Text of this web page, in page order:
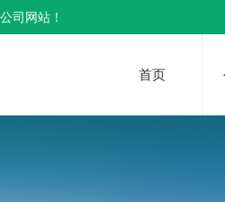
司网站！
首页